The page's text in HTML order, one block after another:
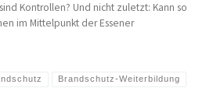
Kontrollen? Und nicht zuletzt: Kann so
im Mittelpunkt der Essener
Brandschutz-Weiterbildung